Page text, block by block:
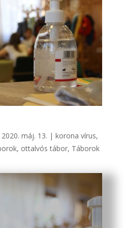
2020. máj. 13. | korona vírus,
, ottalvós tábor, Táborok